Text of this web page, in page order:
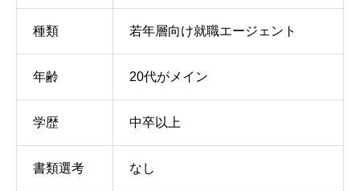
種類 若年層向け就職エージェント
年齢 20代がメイン
学歴 中卒以上
書類選考 なし